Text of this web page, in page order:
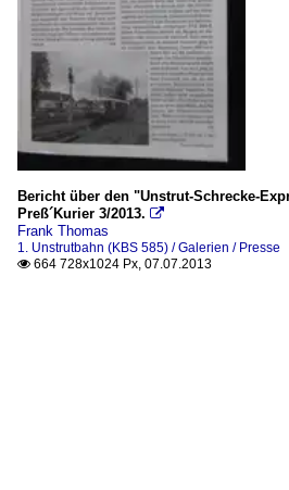
Bericht über den "Unstrut-Schrecke-
Preß´Kurier 3/2013. 
Frank Thomas
1. Unstrutbahn (KBS 585) / Galerien / Presse
 664 728x1024 Px, 07.07.2013